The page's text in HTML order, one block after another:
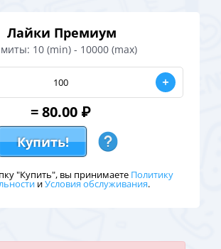
Лайки Премиум
10 (min)- 10000 (max)
=80.00 ₽
Купить!
"Купить", вы принимаете Политику
иУсловия обслуживания.